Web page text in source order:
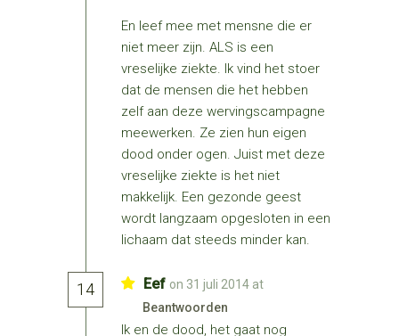
En leef mee met mensne die er
niet meer zijn. ALS is een
vreselijke ziekte. Ik vind het stoer
dat de mensen die het hebben
zelf aan deze wervingscampagne
meewerken. Ze zien hun eigen
dood onder ogen. Juist met deze
vreselijke ziekte is het niet
makkelijk. Een gezonde geest
wordt langzaam opgesloten in een
lichaam dat steeds minder kan.
14 Eef on 31 juli 2014 at
Beantwoorden
Ik en de dood, het gaat nog